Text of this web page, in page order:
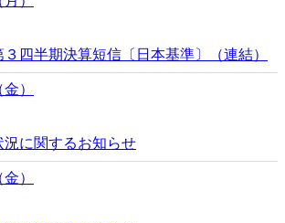
四半期決算短信〔日本基準〕（連結）
）
況に関するお知らせ
）